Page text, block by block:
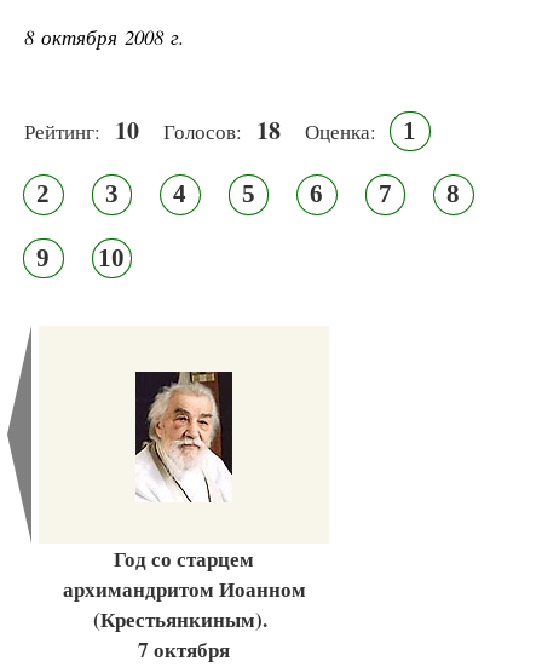
8 октября 2008 г.
Рейтинг: 10 Голосов: 18 Оценка: 1
2 3 4 5 6 7 8
9 10
Год со старцем
архимандритом Иоанном
(Крестьянкиным).
7 октября